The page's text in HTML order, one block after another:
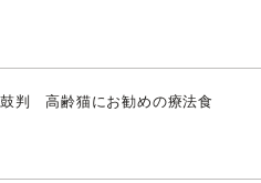
鼓判 高齢猫にお勧めの療法食